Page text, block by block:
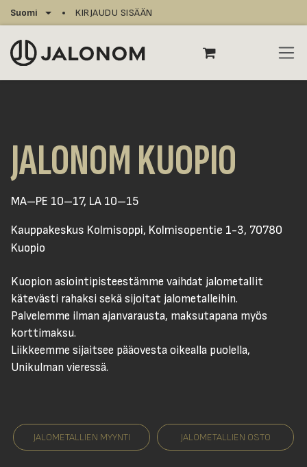
Siirry sisältöön
Suomi KIRJAUDU SISÄÄN
JALONOM KUOPIO
MA–PE 10–17, LA 10–15
Kauppakeskus Kolmisoppi, Kolmisopentie 1-3, 70780
Kuopio
Kuopion asiointipisteestämme vaihdat jalometallit
kätevästi rahaksi sekä sijoitat jalometalleihin.
Palvelemme ilman ajanvarausta, maksutapana myös
korttimaksu.
Liikkeemme sijaitsee pääovesta oikealla puolella,
Unikulman vieressä.
JALOMETALLIEN MYYNTI JALOMETALLIEN OSTO